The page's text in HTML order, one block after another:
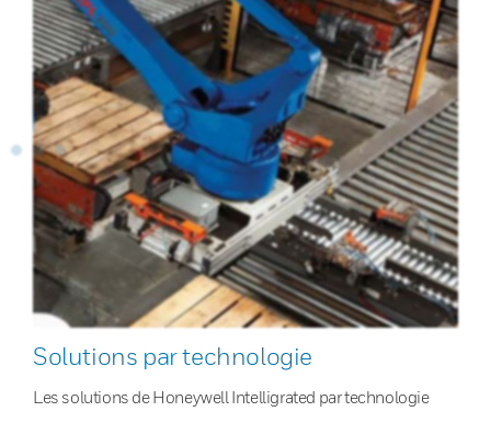
Solutions par technologie
Les solutions de Honeywell Intelligrated par technologie